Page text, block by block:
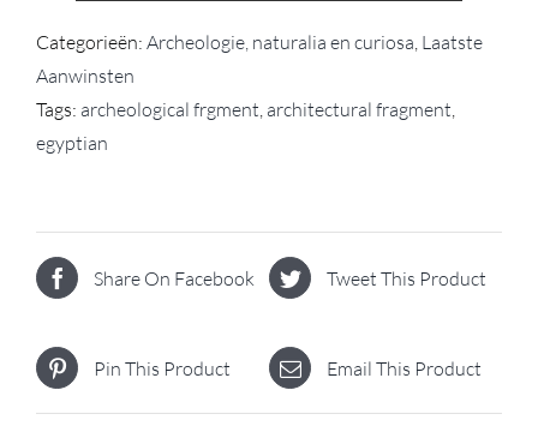
Categorieën: Archeologie, naturalia en curiosa, Laatste
Aanwinsten
Tags: archeological frgment, architectural fragment,
egyptian
Share On Facebook Tweet This Product
Pin This Product Email This Product